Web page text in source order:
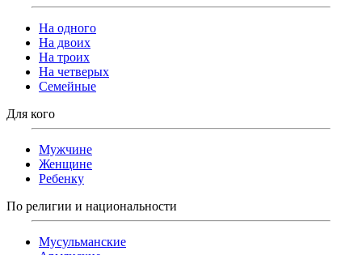
На одного
На двоих
На троих
На четверых
Семейные
Для кого
Мужчине
Женщине
Ребенку
По религии и национальности
Мусульманские